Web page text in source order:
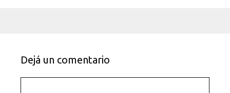
Dejá un comentario